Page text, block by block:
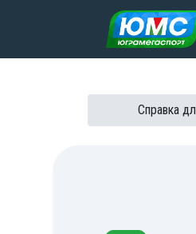
Перейти к
Справка